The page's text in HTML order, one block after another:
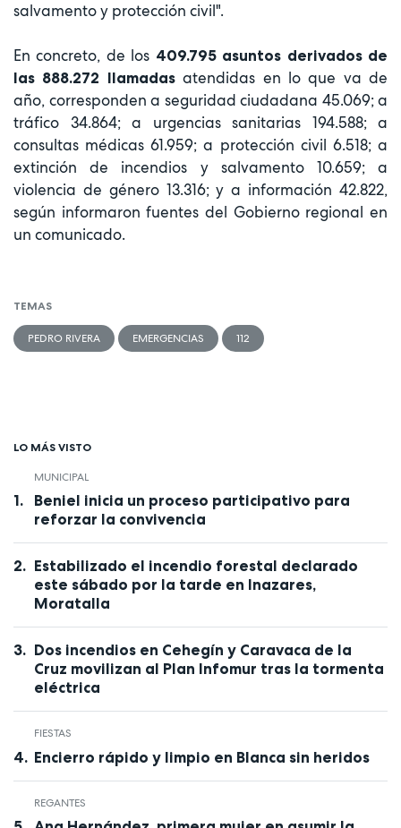
salvamento y protección civil".
En concreto, de los 409.795 asuntos derivados de
las 888.272 llamadasatendidas en lo que va de
año, corresponden a seguridad ciudadana 45.069; a
tráfico 34.864; a urgencias sanitarias 194.588; a
consultas médicas 61.959; a protección civil 6.518; a
extinción de incendios y salvamento 10.659; a
violencia de género 13.316; y a información 42.822,
según informaron fuentes del Gobierno regional en
un comunicado.
TEMAS
PEDRO RIVERA EMERGENCIAS 112
LO MÁS VISTO
MUNICIPAL
Beniel inicia un proceso participativo para
reforzar la convivencia
Estabilizado el incendio forestal declarado
este sábado por la tarde en Inazares,
Moratalla
Dos incendios en Cehegín y Caravaca de la
Cruz movilizan al Plan Infomur tras la tormenta
eléctrica
FIESTAS
Encierro rápido y limpio en Blanca sin heridos
REGANTES